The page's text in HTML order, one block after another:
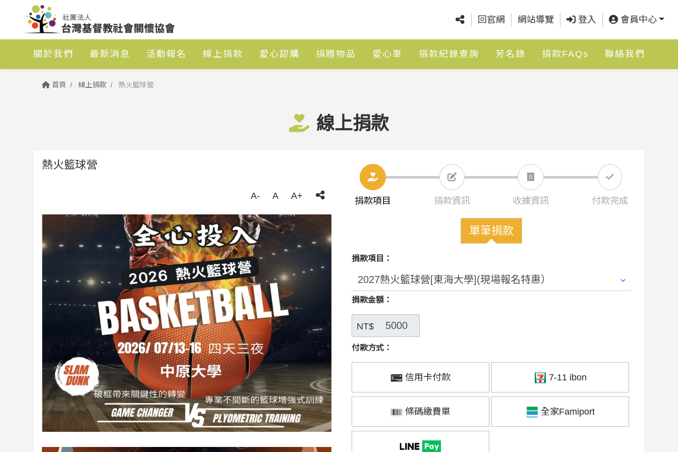
回官網 網站導覽 登入 會員中心
關於我們 最新消息 活動報名 線上捐款 愛心認購 捐贈物品 愛心車 捐款紀錄查詢 芳名錄 捐款FAQs 聯絡我們
首頁 線上捐款 熱火籃球營
線上捐款
熱火籃球營
A- A A+ 捐款項目 捐款資訊 收據資訊 付款完成
單筆捐款
捐款項目：
捐款金額：
NT$
付款方式：
信用卡付款 7-11 ibon
條碼繳費單 全家Famiport